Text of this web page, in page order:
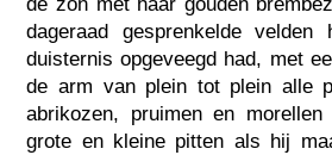
dageraad gesprenkelde
duisternis opgeveegd had, met
de arm van plein tot plein alle
abrikozen, pruimen en
grote en kleine pitten als hij